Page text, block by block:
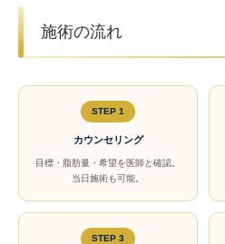
施術の流れ
STEP 1
カウンセリング
目標・脂肪量・希望を医師と確認。
当日施術も可能。
STEP 3